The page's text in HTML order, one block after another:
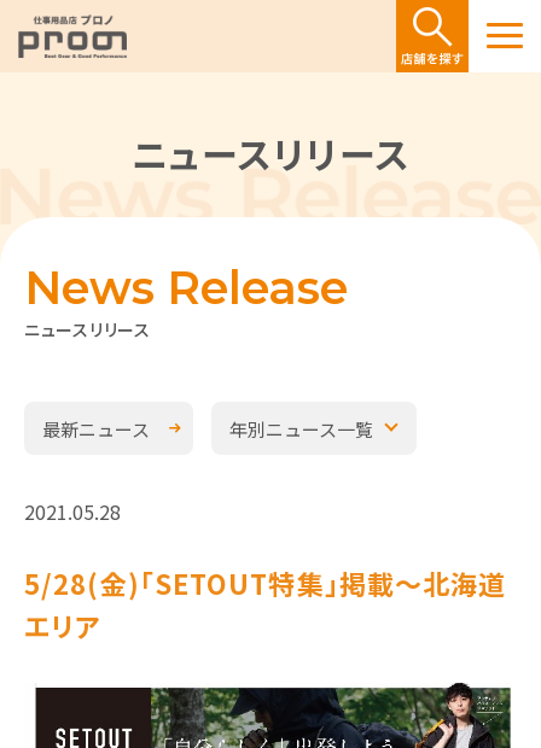
ニュースリリース
ニュースリリース
News Release
最新ニュース 年別ニュース一覧
2021.05.28
5/28(金)｢SETOUT特集｣掲載～北海道
エリア